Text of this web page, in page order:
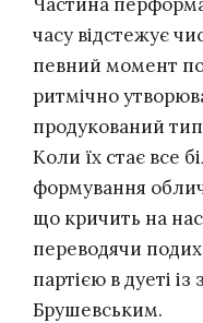
часу відстежує
певний момент
ритмічно
продукований
Коли їх стає все
формування
що кричить на
переводячи
партією в дуеті
Брушевським.